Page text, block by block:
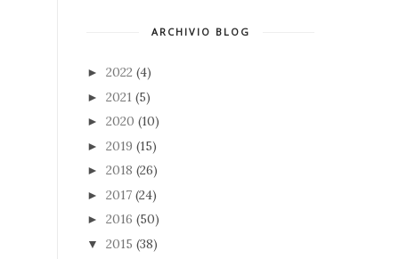
ARCHIVIO BLOG
► 2022 (4)
► 2021 (5)
► 2020 (10)
► 2019 (15)
► 2018 (26)
► 2017 (24)
► 2016 (50)
▼ 2015 (38)